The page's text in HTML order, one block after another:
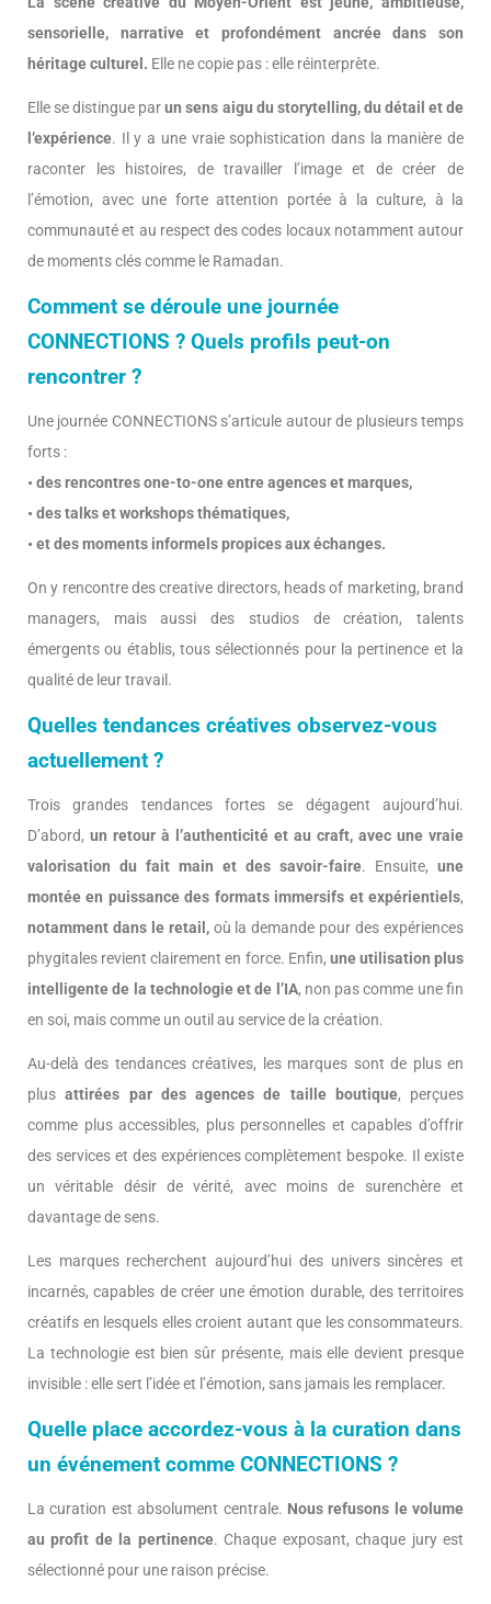
sensorielle, narrative et profondément ancrée dans son
héritage culturel. Elle ne copie pas : elle réinterprète.
Elle se distingue parun sens aigu du storytelling, du détail et de
l’expérience. Il y a une vraie sophistication dans la manière de
raconter les histoires, de travailler l’image et de créer de
l’émotion, avec une forte attention portée à la culture, à la
communauté et au respect des codes locaux notamment autour
de moments clés comme le Ramadan.
Comment se déroule une journée
CONNECTIONS ? Quels profils peut-on
rencontrer ?
Une journée CONNECTIONS s’articule autour de plusieurs temps
forts :
• des rencontres one-to-one entre agences et marques,
• des talks et workshops thématiques,
• et des moments informels propices aux échanges.
On y rencontre des creative directors, heads of marketing, brand
managers, mais aussi des studios de création, talents
émergents ou établis, tous sélectionnés pour la pertinence et la
qualité de leur travail.
Quelles tendances créatives observez-vous
actuellement ?
Trois grandes tendances fortes se dégagent aujourd’hui.
D’abord, un retour à l’authenticité et au craft, avec une vraie
valorisation du fait main et des savoir-faire. Ensuite, une
montée en puissance des formats immersifs et expérientiels,
notamment dans le retail,où la demande pour des expériences
phygitales revient clairement en force. Enfin, une utilisation plus
intelligente de la technologie et de l’IA, non pas comme une fin
en soi, mais comme un outil au service de la création.
Au-delà des tendances créatives, les marques sont de plus en
plusattirées par des agences de taille boutique, perçues
comme plus accessibles, plus personnelles et capables d’offrir
des services et des expériences complètement bespoke. Il existe
un véritable désir de vérité, avec moins de surenchère et
davantage de sens.
Les marques recherchent aujourd’hui des univers sincères et
incarnés, capables de créer une émotion durable, des territoires
créatifs en lesquels elles croient autant que les consommateurs.
La technologie est bien sûr présente, mais elle devient presque
invisible : elle sert l’idée et l’émotion, sans jamais les remplacer.
Quelle place accordez-vous à la curation dans
un événement comme CONNECTIONS ?
La curation est absolument centrale. Nous refusons le volume
au profit de la pertinence. Chaque exposant, chaque jury est
sélectionné pour une raison précise.